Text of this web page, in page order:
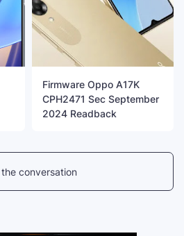
Firmware Oppo A17K
CPH2471 Sec September
2024 Readback
conversation